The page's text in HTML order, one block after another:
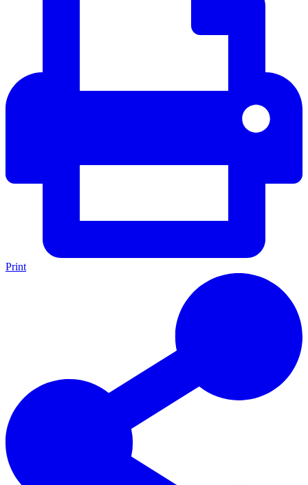
Print